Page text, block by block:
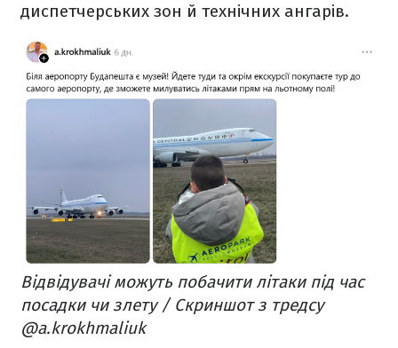
диспетчерських зон й технічних ангарів.
Відвідувачі можуть побачити літаки під час
посадки чи злету / Скриншот з тредсу
@a.krokhmaliuk